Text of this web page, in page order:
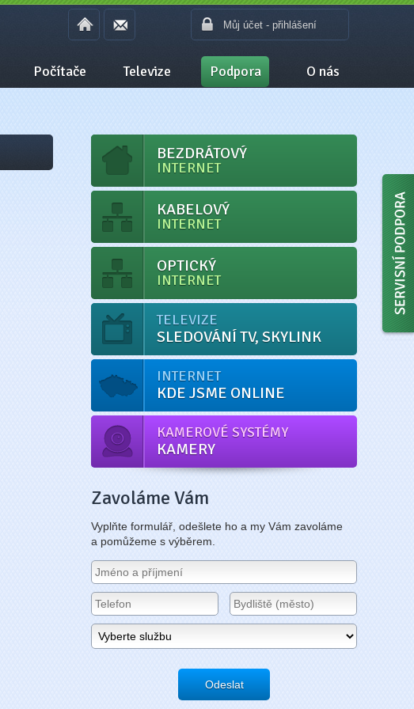
Počítače Televize Podpora O nás
Můj účet - přihlášení
BEZDRÁTOVÝ
INTERNET
KABELOVÝ
INTERNET
OPTICKÝ
INTERNET
TELEVIZE
SLEDOVÁNÍ TV, SKYLINK
INTERNET
KDE JSME ONLINE
KAMEROVÉ SYSTÉMY
KAMERY
Zavoláme Vám
Vyplňte formulář, odešlete ho a my Vám zavoláme
a pomůžeme s výběrem.
Odeslat